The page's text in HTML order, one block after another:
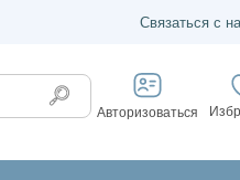
Связаться с
Авторизоваться